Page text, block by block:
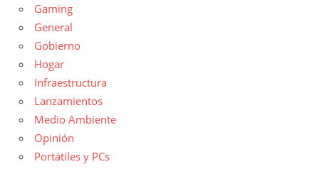
Gaming
General
Gobierno
Hogar
Infraestructura
Lanzamientos
Medio Ambiente
Opinión
Portátiles y PCs